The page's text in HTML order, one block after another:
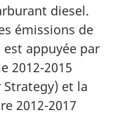
diesel.
émissions de
est appuyée par
2012-2015
Strategy) et la
2012-2017